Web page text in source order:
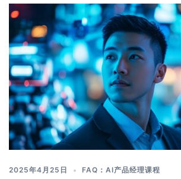
2025年4月25日 FAQ：AI产品经理课程